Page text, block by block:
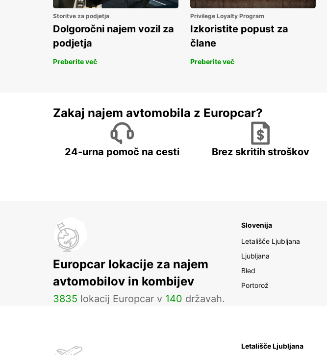
Storitve za podjetja
Dolgoročni najem vozil za
podjetja
Preberite več
Privilege Loyalty Program
Izkoristite popust za
člane
Preberite več
Zakaj najem avtomobila z Europcar?
24-urna pomoč na cesti Brez skritih stroškov
Europcar lokacije za najem
avtomobilov in kombijev
3835 lokacij Europcar v 140 državah.
Slovenija
Letališče Ljubljana
Ljubljana
Bled
Portorož
Letališče Ljubljana